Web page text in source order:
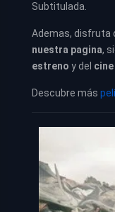
Subtitulada.
Ademas, disfruta
nuestra pagina,
estreno y del
Descubre más